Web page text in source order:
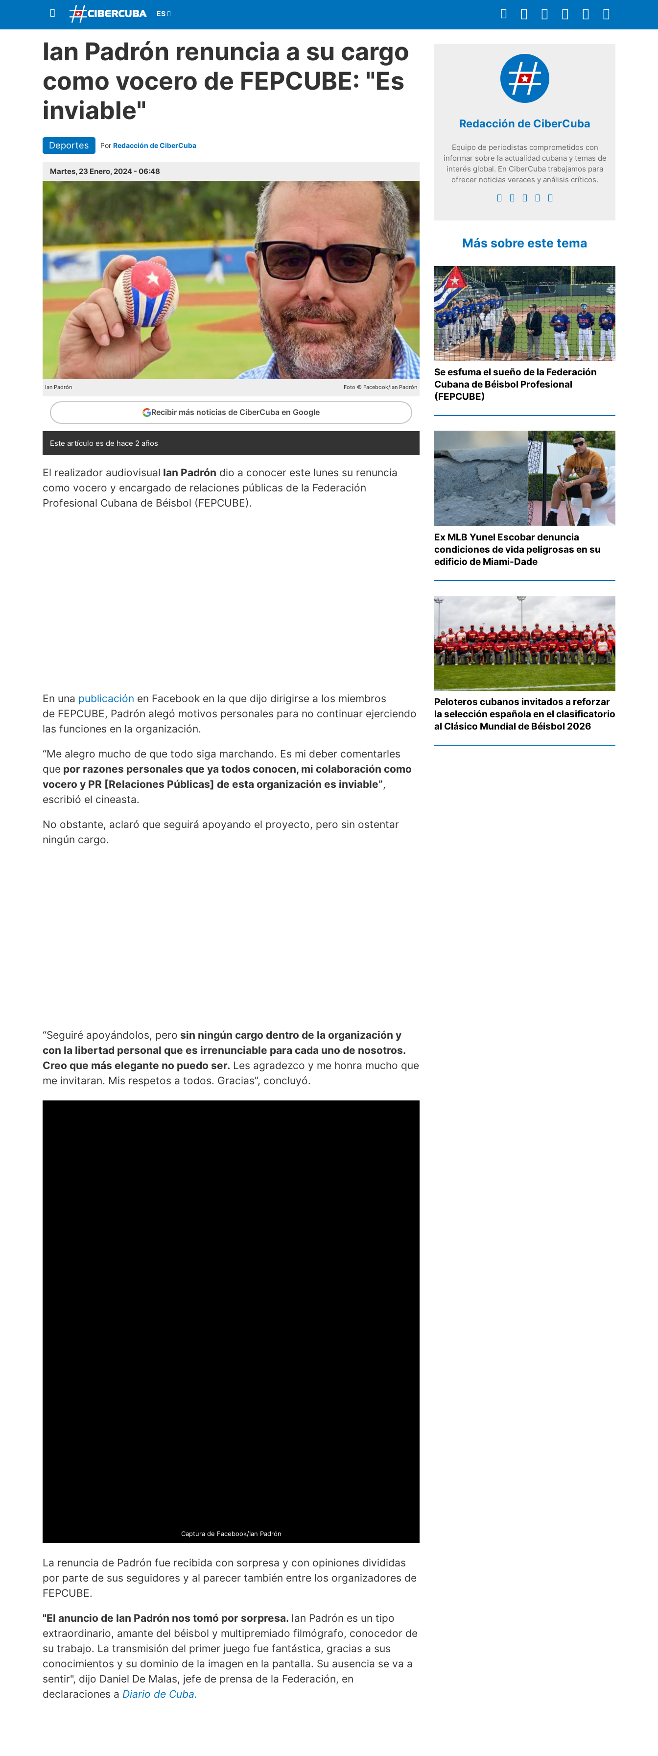
Ian Padrón renuncia a su cargo
como vocero de FEPCUBE: "Es
inviable"
Deportes Por Redacción de CiberCuba
Martes, 23 Enero, 2024 - 06:48
Ian Padrón Foto © Facebook/Ian Padrón
Recibir más noticias de CiberCuba en Google
Este artículo es de hace 2 años
El realizador audiovisual Ian Padrón dio a conocer este lunes su renuncia
como vocero y encargado de relaciones públicas de la Federación
Profesional Cubana de Béisbol (FEPCUBE).
En una publicación en Facebook en la que dijo dirigirse a los miembros
de FEPCUBE, Padrón alegó motivos personales para no continuar ejerciendo
las funciones en la organización.
“Me alegro mucho de que todo siga marchando. Es mi deber comentarles
que por razones personales que ya todos conocen, mi colaboración como
vocero y PR [Relaciones Públicas] de esta organización es inviable”,
escribió el cineasta.
No obstante, aclaró que seguirá apoyando el proyecto, pero sin ostentar
ningún cargo.
“Seguiré apoyándolos, pero sin ningún cargo dentro de la organización y
con la libertad personal que es irrenunciable para cada uno de nosotros.
Creo que más elegante no puedo ser. Les agradezco y me honra mucho que
me invitaran. Mis respetos a todos. Gracias”, concluyó.
Captura de Facebook/Ian Padrón
La renuncia de Padrón fue recibida con sorpresa y con opiniones divididas
por parte de sus seguidores y al parecer también entre los organizadores de
FEPCUBE.
"El anuncio de Ian Padrón nos tomó por sorpresa. Ian Padrón es un tipo
extraordinario, amante del béisbol y multipremiado filmógrafo, conocedor de
su trabajo. La transmisión del primer juego fue fantástica, gracias a sus
conocimientos y su dominio de la imagen en la pantalla. Su ausencia se va a
sentir", dijo Daniel De Malas, jefe de prensa de la Federación, en
declaraciones a Diario de Cuba.
Redacción de CiberCuba
Equipo de periodistas comprometidos con
informar sobre la actualidad cubana y temas de
interés global. En CiberCuba trabajamos para
ofrecer noticias veraces y análisis críticos.
Más sobre este tema
Se esfuma el sueño de la Federación
Cubana de Béisbol Profesional
(FEPCUBE)
Ex MLB Yunel Escobar denuncia
condiciones de vida peligrosas en su
edificio de Miami-Dade
Peloteros cubanos invitados a reforzar
la selección española en el clasificatorio
al Clásico Mundial de Béisbol 2026